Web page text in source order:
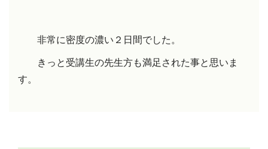
非常に密度の濃い２日間でした。
きっと受講生の先生方も満足された事と思いま
す。